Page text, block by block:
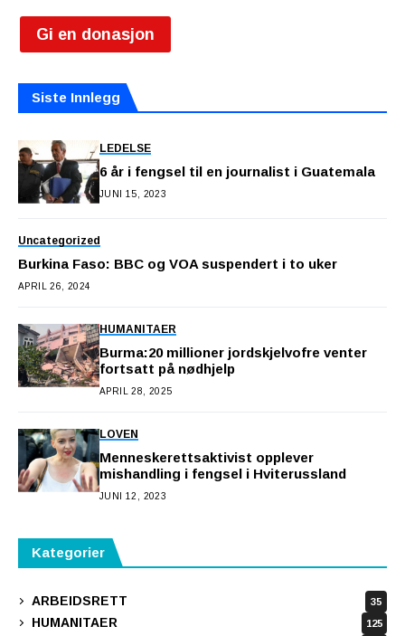
Gi en donasjon
Siste Innlegg
LEDELSE
6 år i fengsel til en journalist i Guatemala
JUNI 15, 2023
Uncategorized
Burkina Faso: BBC og VOA suspendert i to uker
APRIL 26, 2024
HUMANITAER
Burma:20 millioner jordskjelvofre venter
fortsatt på nødhjelp
APRIL 28, 2025
LOVEN
Menneskerettsaktivist opplever
mishandling i fengsel i Hviterussland
JUNI 12, 2023
Kategorier
ARBEIDSRETT 35
HUMANITAER 125